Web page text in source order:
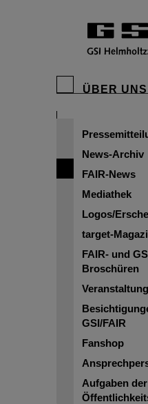
ÜBER UNS
News-Archiv
FAIR-News
Mediathek
Logos/
target-
FAIR- und
Broschüren
GSI/FAIR
Fanshop
Aufgaben